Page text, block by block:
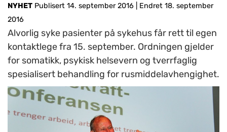
NYHET Publisert 14. september 2016
Endret 18. september
2016
Alvorlig syke pasienter på sykehus får rett til egen
kontaktlege fra 15. september. Ordningen gjelder
for somatikk, psykisk helsevern og tverrfaglig
spesialisert behandling for rusmiddelavhengighet.